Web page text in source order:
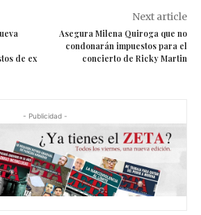
de ex
Next article
Asegura Milena Quiroga que no
condonarán impuestos para el
concierto de Ricky Martin
- Publicidad -